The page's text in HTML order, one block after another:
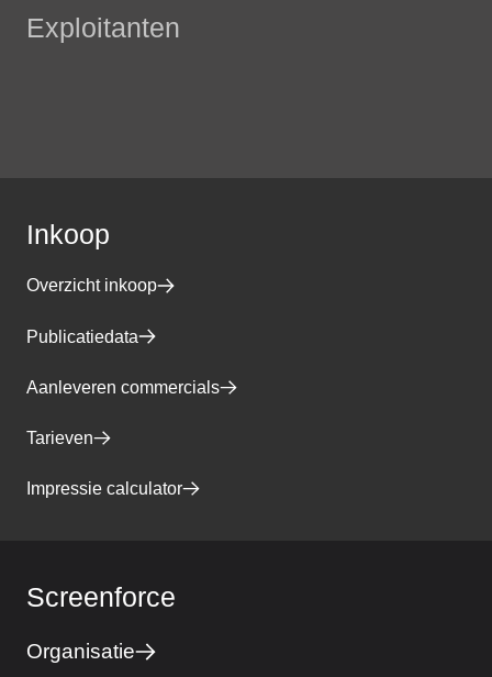
Exploitanten
Inkoop
Overzicht inkoop
Publicatiedata
Aanleveren commercials
Tarieven
Impressie calculator
Screenforce
Organisatie